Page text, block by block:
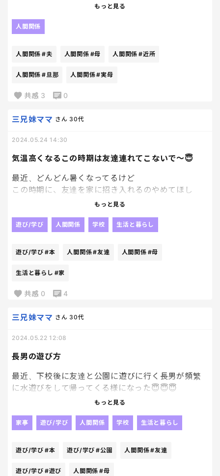
って大人がなくキレ散らかしました。笑
もう、論破です。笑
長男、圧倒されて、だまりこむ。笑
ほんっとに、母親って損な役回りだなぁ
と思ってしまいました😇
したら、100倍返ししてきたらしい。
みんなって誰と誰？？
〇〇（私）は神経が細いから身内を攻撃したくなる
私の真の思いも知らないくせに！
はああああああああ…
意味が分からないし、大丈夫かこの人。
旦那が電話した意味よ。
旦那も妹も叔母も反対してるし、
神経が細いって何？ただ単にあなたが嫌いなだけな
い。
もう本当に、どこか飛んでいってほしい。
もっと見る
人間関係
人間関係 #夫 人間関係 #母 人間関係 #近所
人間関係 #旦那 人間関係#実母
共感 3 0
気温高くなるこの時期は友達連れてこないで〜😇
三兄妹ママ さん 30代
2024.05.24 14:30
最近、どんどん暑くなってるけど
この時期に、友達を家に招き入れるのやめてほし
みんな、くちゃいんだ、、、🥹🥹🥹
悪くないんだけど、靴下が本当に臭くて😩😩
夏だけは、外でお願いします🥹🥹
もっと見る
遊び/学び 人間関係 学校 生活と暮らし
遊び/学び #本 人間関係#友達 人間関係 #母
生活と暮らし #家
共感 0 4
長男の遊び方
三兄妹ママ さん 30代
2024.05.22 12:08
最近、下校後に友達と公園に遊びに行く長男が頻繁
に水遊びをして帰ってくる様になった😇😇😇
本人は楽しそうに満足そうに帰ってくるけど、母から
もっと見る
家事 遊び/学び 人間関係 学校 生活と暮らし
遊び/学び #本 遊び/学び #公園 人間関係#友達
遊び/学び #遊び 人間関係 #母